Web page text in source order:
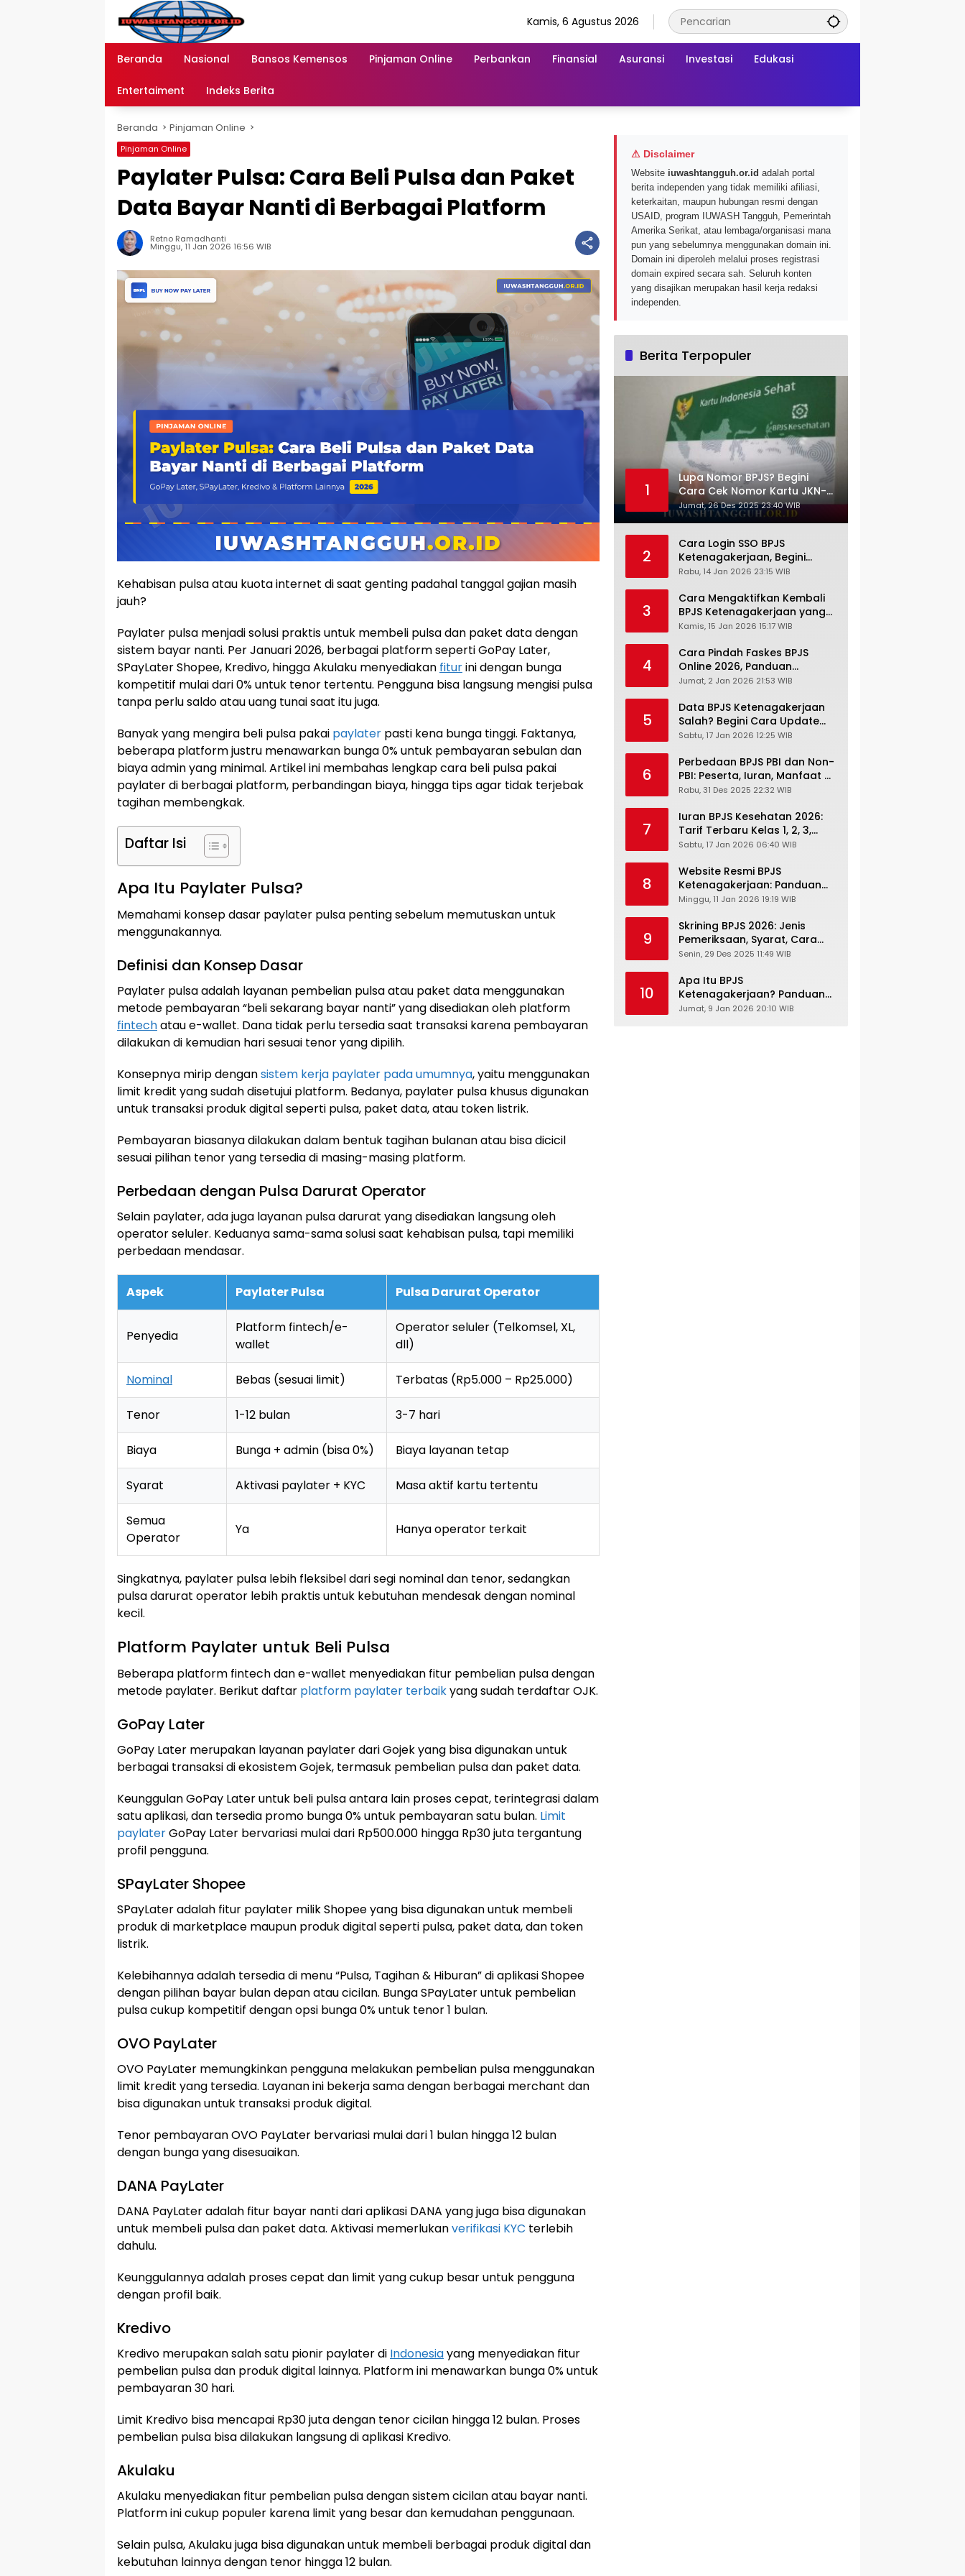
Kamis, 6 Agustus 2026
Beranda Nasional Bansos Kemensos Pinjaman Online Perbankan Finansial Asuransi Investasi Edukasi
Entertaiment Indeks Berita
Beranda Pinjaman Online
Pinjaman Online
Paylater Pulsa: Cara Beli Pulsa dan Paket
Data Bayar Nanti di Berbagai Platform
Retno Ramadhanti
Minggu, 11 Jan 2026 16:56 WIB
Kehabisan pulsa atau kuota internet di saat genting padahal tanggal gajian masih
jauh?
Paylater pulsa menjadi solusi praktis untuk membeli pulsa dan paket data dengan
sistem bayar nanti. Per Januari 2026, berbagai platform seperti GoPay Later,
SPayLater Shopee, Kredivo, hingga Akulaku menyediakan fiturini dengan bunga
kompetitif mulai dari 0% untuk tenor tertentu. Pengguna bisa langsung mengisi pulsa
tanpa perlu saldo atau uang tunai saat itu juga.
Banyak yang mengira beli pulsa pakai paylater pasti kena bunga tinggi. Faktanya,
beberapa platform justru menawarkan bunga 0% untuk pembayaran sebulan dan
biaya admin yang minimal. Artikel ini membahas lengkap cara beli pulsa pakai
paylater di berbagai platform, perbandingan biaya, hingga tips agar tidak terjebak
tagihan membengkak.
Daftar Isi
Apa Itu Paylater Pulsa?
Memahami konsep dasar paylater pulsa penting sebelum memutuskan untuk
menggunakannya.
Definisi dan Konsep Dasar
Paylater pulsa adalah layanan pembelian pulsa atau paket data menggunakan
metode pembayaran “beli sekarang bayar nanti” yang disediakan oleh platform
fintechatau e-wallet. Dana tidak perlu tersedia saat transaksi karena pembayaran
dilakukan di kemudian hari sesuai tenor yang dipilih.
Konsepnya mirip dengansistem kerja paylater pada umumnya, yaitu menggunakan
limit kredit yang sudah disetujui platform. Bedanya, paylater pulsa khusus digunakan
untuk transaksi produk digital seperti pulsa, paket data, atau token listrik.
Pembayaran biasanya dilakukan dalam bentuk tagihan bulanan atau bisa dicicil
sesuai pilihan tenor yang tersedia di masing-masing platform.
Perbedaan dengan Pulsa Darurat Operator
Selain paylater, ada juga layanan pulsa darurat yang disediakan langsung oleh
operator seluler. Keduanya sama-sama solusi saat kehabisan pulsa, tapi memiliki
perbedaan mendasar.
Aspek Paylater Pulsa Pulsa Darurat Operator
Penyedia
Platform fintech/e-
wallet
Operator seluler (Telkomsel, XL,
dll)
Nominal Bebas (sesuai limit) Terbatas (Rp5.000 – Rp25.000)
Tenor 1-12 bulan 3-7 hari
Biaya Bunga + admin (bisa 0%) Biaya layanan tetap
Syarat Aktivasi paylater + KYC Masa aktif kartu tertentu
Semua
Operator
Ya Hanya operator terkait
Singkatnya, paylater pulsa lebih fleksibel dari segi nominal dan tenor, sedangkan
pulsa darurat operator lebih praktis untuk kebutuhan mendesak dengan nominal
kecil.
Platform Paylater untuk Beli Pulsa
Beberapa platform fintech dan e-wallet menyediakan fitur pembelian pulsa dengan
metode paylater. Berikut daftar platform paylater terbaikyang sudah terdaftar OJK.
GoPay Later
GoPay Later merupakan layanan paylater dari Gojek yang bisa digunakan untuk
berbagai transaksi di ekosistem Gojek, termasuk pembelian pulsa dan paket data.
Keunggulan GoPay Later untuk beli pulsa antara lain proses cepat, terintegrasi dalam
satu aplikasi, dan tersedia promo bunga 0% untuk pembayaran satu bulan. Limit
paylaterGoPay Later bervariasi mulai dari Rp500.000 hingga Rp30 juta tergantung
profil pengguna.
SPayLater Shopee
SPayLater adalah fitur paylater milik Shopee yang bisa digunakan untuk membeli
produk di marketplace maupun produk digital seperti pulsa, paket data, dan token
listrik.
Kelebihannya adalah tersedia di menu “Pulsa, Tagihan & Hiburan” di aplikasi Shopee
dengan pilihan bayar bulan depan atau cicilan. Bunga SPayLater untuk pembelian
pulsa cukup kompetitif dengan opsi bunga 0% untuk tenor 1 bulan.
OVO PayLater
OVO PayLater memungkinkan pengguna melakukan pembelian pulsa menggunakan
limit kredit yang tersedia. Layanan ini bekerja sama dengan berbagai merchant dan
bisa digunakan untuk transaksi produk digital.
Tenor pembayaran OVO PayLater bervariasi mulai dari 1 bulan hingga 12 bulan
dengan bunga yang disesuaikan.
DANA PayLater
DANA PayLater adalah fitur bayar nanti dari aplikasi DANA yang juga bisa digunakan
untuk membeli pulsa dan paket data. Aktivasi memerlukanverifikasi KYC terlebih
dahulu.
Keunggulannya adalah proses cepat dan limit yang cukup besar untuk pengguna
dengan profil baik.
Kredivo
Kredivo merupakan salah satu pionir paylater di Indonesiayang menyediakan fitur
pembelian pulsa dan produk digital lainnya. Platform ini menawarkan bunga 0% untuk
pembayaran 30 hari.
Limit Kredivo bisa mencapai Rp30 juta dengan tenor cicilan hingga 12 bulan. Proses
pembelian pulsa bisa dilakukan langsung di aplikasi Kredivo.
Akulaku
Akulaku menyediakan fitur pembelian pulsa dengan sistem cicilan atau bayar nanti.
Platform ini cukup populer karena limit yang besar dan kemudahan penggunaan.
Selain pulsa, Akulaku juga bisa digunakan untuk membeli berbagai produk digital dan
kebutuhan lainnya dengan tenor hingga 12 bulan.
⚠ Disclaimer
Website iuwashtangguh.or.id adalah portal
berita independen yang tidak memiliki afiliasi,
keterkaitan, maupun hubungan resmi dengan
USAID, program IUWASH Tangguh, Pemerintah
Amerika Serikat, atau lembaga/organisasi mana
pun yang sebelumnya menggunakan domain ini.
Domain ini diperoleh melalui proses registrasi
domain expired secara sah. Seluruh konten
yang disajikan merupakan hasil kerja redaksi
independen.
Berita Terpopuler
1
Lupa Nomor BPJS? Begini
Cara Cek Nomor Kartu JKN-
KIS dengan NIK KTP
Jumat, 26 Des 2025 23:40 WIB
2
Cara Login SSO BPJS
Ketenagakerjaan, Begini
Tutorial Lengkap dan
Rabu, 14 Jan 2026 23:15 WIB
3
Cara Mengaktifkan Kembali
BPJS Ketenagakerjaan yang
Nonaktif, Begini Panduan
Kamis, 15 Jan 2026 15:17 WIB
4
Cara Pindah Faskes BPJS
Online 2026, Panduan
Lengkap via Mobile JKN,
Cabang
Jumat, 2 Jan 2026 21:53 WIB
5
Data BPJS Ketenagakerjaan
Salah? Begini Cara Update
Rekening, Alamat, HP di JMO
Sabtu, 17 Jan 2026 12:25 WIB
6
Perbedaan BPJS PBI dan Non-
PBI: Peserta, Iuran, Manfaat &
Masa Berlaku Terbaru 2026
Rabu, 31 Des 2025 22:32 WIB
7
Iuran BPJS Kesehatan 2026:
Tarif Terbaru Kelas 1, 2, 3,
Cara Bayar, Denda &
JKN-KIS
Sabtu, 17 Jan 2026 06:40 WIB
8
Website Resmi BPJS
Ketenagakerjaan: Panduan
Lengkap Akses dan Fitur
Minggu, 11 Jan 2026 19:19 WIB
9
Skrining BPJS 2026: Jenis
Pemeriksaan, Syarat, Cara
Daftar & Cek Riwayat
Senin, 29 Des 2025 11:49 WIB
10
Apa Itu BPJS
Ketenagakerjaan? Panduan
Lengkap untuk Pekerja dan
Jumat, 9 Jan 2026 20:10 WIB